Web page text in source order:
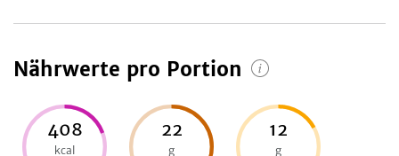
Nährwerte pro Portion
408
kcal
22
g
12
g